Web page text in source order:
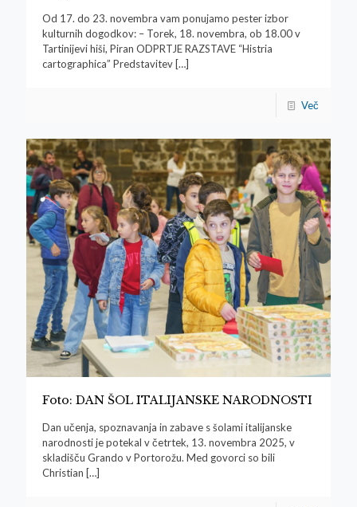
Od 17. do 23. novembra vam ponujamo pester izbor
kulturnih dogodkov: – Torek, 18. novembra, ob 18.00 v
Tartinijevi hiši, Piran ODPRTJE RAZSTAVE “Histria
cartographica” Predstavitev […]
Več
Foto: DAN ŠOL ITALIJANSKE NARODNOSTI
Dan učenja, spoznavanja in zabave s šolami italijanske
narodnosti je potekal v četrtek, 13. novembra 2025, v
skladišču Grando v Portorožu. Med govorci so bili
Christian […]